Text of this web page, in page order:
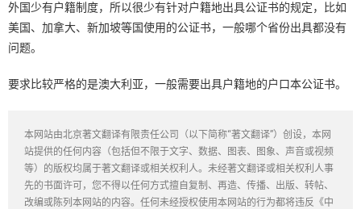
外国少有户籍制度，所以很少有针对户籍地出具公证书的规定，比如
美国、加拿大、新加坡等国使用的公证书，一般哪个省份出具都没有
问题。
要求比较严格的是澳大利亚，一般需要出具户籍地的户口本公证书。
本网站由北京著文翻译有限责任公司（以下简称“著文翻译”）创设，本网
站提供的任何内容（包括但不限于文字、数据、图表、图象、声音或视频
等）的版权均属于著文翻译或相关权利人。未经著文翻译或相关权利人事
先的书面许可，您不得以任何方式擅自复制、再造、传播、出版、转帖、
改编或陈列本网站的内容。任何未经授权使用本网站的行为都将违反《中